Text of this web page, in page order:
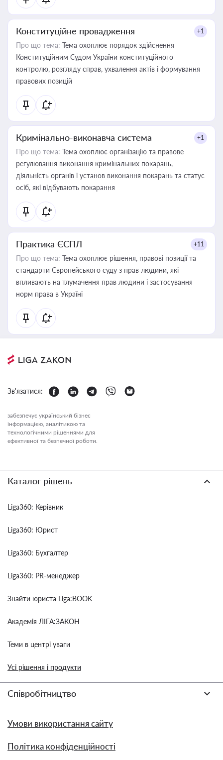
Конституційне провадження +1
Про що тема: Тема охоплює порядок здійснення
Конституційним Судом України конституційного
контролю, розгляду справ, ухвалення актів і формування
правових позицій
Кримінально-виконавча система +1
Про що тема: Тема охоплює організацію та правове
регулювання виконання кримінальних покарань,
діяльність органів і установ виконання покарань та статус
осіб, які відбувають покарання
Практика ЄСПЛ +11
Про що тема: Тема охоплює рішення, правові позиції та
стандарти Європейського суду з прав людини, які
впливають на тлумачення прав людини і застосування
норм права в Україні
Зв'язатися:
забезпечує український бізнес
інформацією, аналітикою та
технологічними рішеннями для
ефективної та безпечної роботи.
Каталог рішень
Liga360: Керівник
Liga360: Юрист
Liga360: Бухгалтер
Liga360: PR-менеджер
Знайти юриста Liga:BOOK
Академія ЛІГА:ЗАКОН
Теми в центрі уваги
Усі рішення і продукти
Співробітництво
Умови використання сайту
Політика конфіденційності